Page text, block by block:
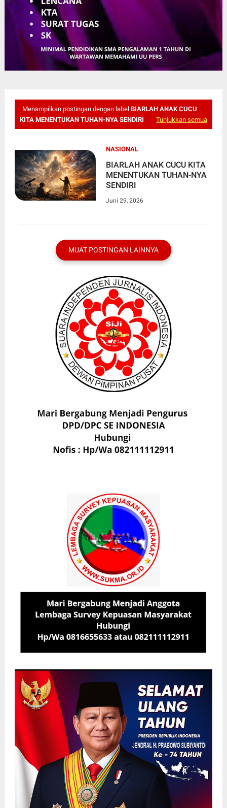
Menampilkan postingan dengan label BIARLAH ANAK CUCU
KITA MENENTUKAN TUHAN-NYA SENDIRI
Tunjukkan semua
NASIONAL
BIARLAH ANAK CUCU KITA
MENENTUKAN TUHAN-NYA
SENDIRI
Juni 29, 2026
MUAT POSTINGAN LAINNYA